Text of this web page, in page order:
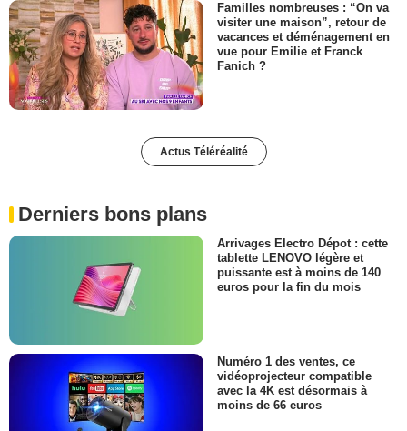
Familles nombreuses : “On va
visiter une maison”, retour de
vacances et déménagement en
vue pour Emilie et Franck
Fanich ?
Actus Téléréalité
Derniers bons plans
Arrivages Electro Dépot : cette
tablette LENOVO légère et
puissante est à moins de 140
euros pour la fin du mois
Numéro 1 des ventes, ce
vidéoprojecteur compatible
avec la 4K est désormais à
moins de 66 euros